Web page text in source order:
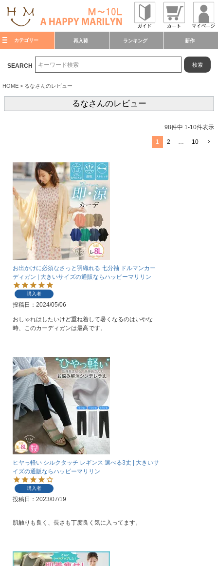
カテゴリー 再入荷 ランキング 新作
SEARCH 検索
HOME るなさんのレビュー
るなさんのレビュー
98件中 1-10件表示
1 2 … 10
お出かけに必須なさっと羽織れる 七分袖 ドルマンカー
ディガン | 大きいサイズの通販ならハッピーマリリン
購入者
投稿日 2024/05/06
おしゃれはしたいけど重ね着して暑くなるのはいやな
時、このカーディガンは最高です。
ヒヤっ軽い シルクタッチ レギンス 選べる3丈 | 大きいサ
イズの通販ならハッピーマリリン
購入者
投稿日 2023/07/19
肌触りも良く、長さも丁度良く気に入ってます。